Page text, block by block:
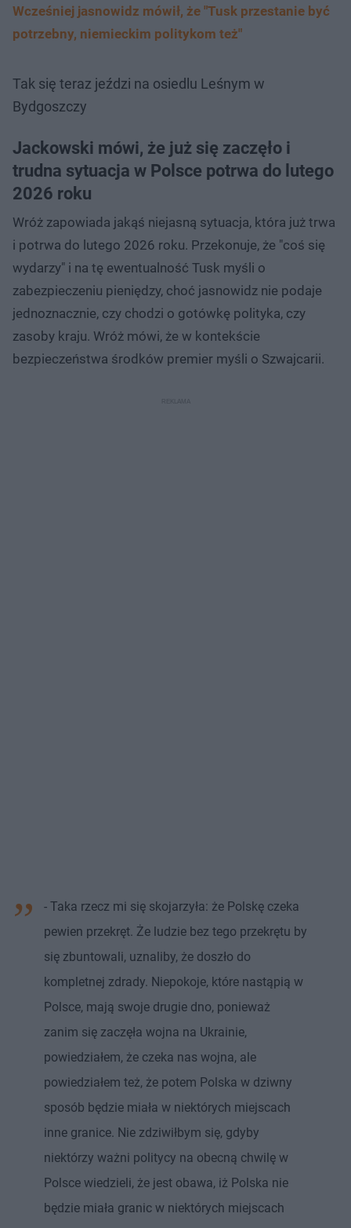
Wcześniej jasnowidz mówił, że "Tusk przestanie być
potrzebny, niemieckim politykom też"
Tak się teraz jeździ na osiedlu Leśnym w
Bydgoszczy
Jackowski mówi, że już się zaczęło i
trudna sytuacja w Polsce potrwa do lutego
2026 roku
Wróż zapowiada jakąś niejasną sytuacja, która już trwa
i potrwa do lutego 2026 roku. Przekonuje, że "coś się
wydarzy" i na tę ewentualność Tusk myśli o
zabezpieczeniu pieniędzy, choć jasnowidz nie podaje
jednoznacznie, czy chodzi o gotówkę polityka, czy
zasoby kraju. Wróż mówi, że w kontekście
bezpieczeństwa środków premier myśli o Szwajcarii.
- Taka rzecz mi się skojarzyła: że Polskę czeka
pewien przekręt. Że ludzie bez tego przekrętu by
się zbuntowali, uznaliby, że doszło do
kompletnej zdrady. Niepokoje, które nastąpią w
Polsce, mają swoje drugie dno, ponieważ
zanim się zaczęła wojna na Ukrainie,
powiedziałem, że czeka nas wojna, ale
powiedziałem też, że potem Polska w dziwny
sposób będzie miała w niektórych miejscach
inne granice. Nie zdziwiłbym się, gdyby
niektórzy ważni politycy na obecną chwilę w
Polsce wiedzieli, że jest obawa, iż Polska nie
będzie miała granic w niektórych miejscach